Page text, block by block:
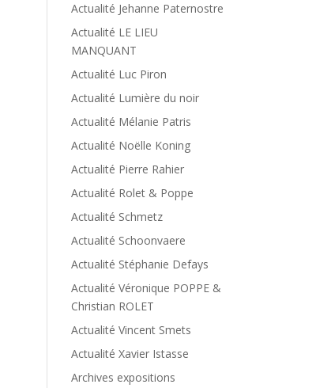
Actualité Jehanne Paternostre
Actualité LE LIEU
MANQUANT
Actualité Luc Piron
Actualité Lumière du noir
Actualité Mélanie Patris
Actualité Noëlle Koning
Actualité Pierre Rahier
Actualité Rolet & Poppe
Actualité Schmetz
Actualité Schoonvaere
Actualité Stéphanie Defays
Actualité Véronique POPPE &
Christian ROLET
Actualité Vincent Smets
Actualité Xavier Istasse
Archives expositions